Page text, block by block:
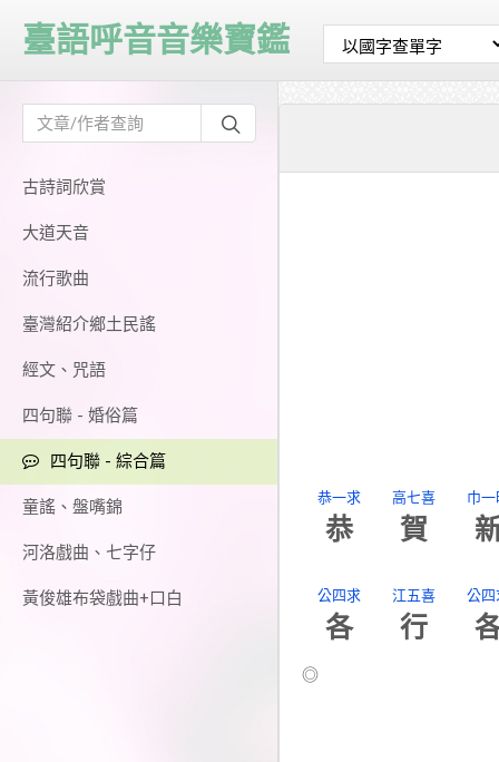
古詩詞欣賞
大道天音
流行歌曲
臺灣紹介鄉土民謠
經文、咒語
四句聯 - 婚俗篇
四句聯 - 綜合篇
童謠、盤嘴錦
河洛戲曲、七字仔
黃俊雄布袋戲曲+口白
臺語呼音音樂寶鑑
恭一求
恭
高七喜
賀
巾一
公四求
各
江五喜
行
公四
◎